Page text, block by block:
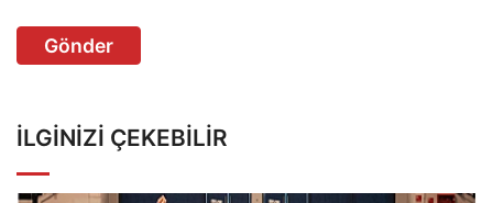
Gönder
İLGINIZI ÇEKEBILIR